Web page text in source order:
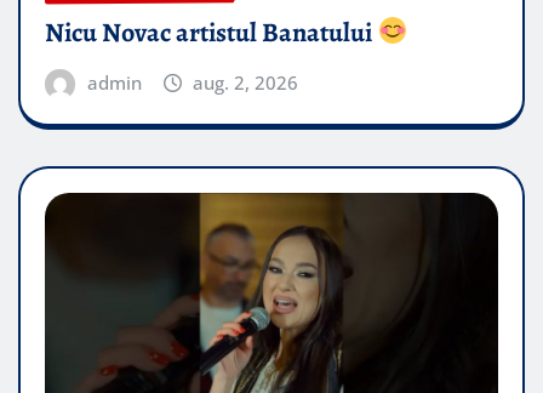
Nicu Novac artistul Banatului
admin aug. 2, 2026